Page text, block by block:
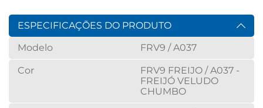
ESPECIFICAÇÕES DO PRODUTO
Modelo
FRV9 / A037
Cor
FRV9 FREIJO / A037 -
FREIJÓ VELUDO
CHUMBO